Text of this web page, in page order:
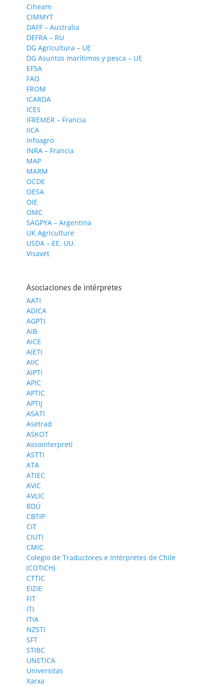
Ciheam
CIMMYT
DAFF – Australia
DEFRA – RU
DG Agricultura – UE
DG Asuntos marítimos y pesca – UE
EFSA
FAO
FROM
ICARDA
ICES
IFREMER – Francia
IICA
Infoagro
INRA – Francia
MAP
MARM
OCDE
OESA
OIE
OMC
SAGPYA – Argentina
UK Agriculture
USDA – EE. UU.
Visavet
Asociaciones de intérpretes
AATI
ADICA
AGPTI
AIB
AICE
AIETI
AIIC
AIPTI
APIC
APTIC
APTIJ
ASATI
Asetrad
ASKOT
Assointerpreti
ASTTI
ATA
ATIEC
AVIC
AVLIC
BDÜ
CBTIP
CIT
CIUTI
CMIC
Colegio de Traductores e Intérpretes de Chile
(COTICH)
CTTIC
EIZIE
FIT
ITI
ITIA
NZSTI
SFT
STIBC
UNETICA
Universitas
Xarxa